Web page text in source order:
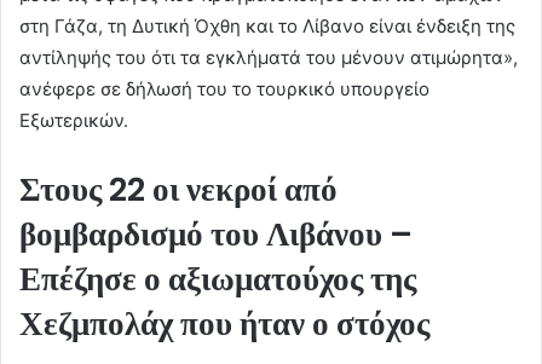
στη Γάζα, τη Δυτική Όχθη και το Λίβανο είναι ένδειξη της
αντίληψής του ότι τα εγκλήματά του μένουν ατιμώρητα»,
ανέφερε σε δήλωσή του το τουρκικό υπουργείο
Εξωτερικών.
Στους 22 οι νεκροί από
βομβαρδισμό του Λιβάνου –
Επέζησε ο αξιωματούχος της
Χεζμπολάχ που ήταν ο στόχος